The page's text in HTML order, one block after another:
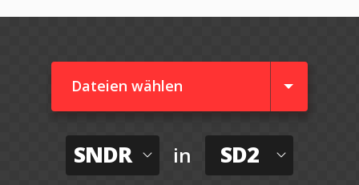
Dateien wählen
SNDR in SD2